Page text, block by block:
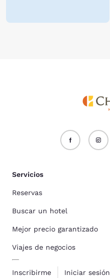
Servicios
Reservas
Buscar un hotel
Mejor precio garantizado
Viajes de negocios
Inscribirme Iniciar sesión